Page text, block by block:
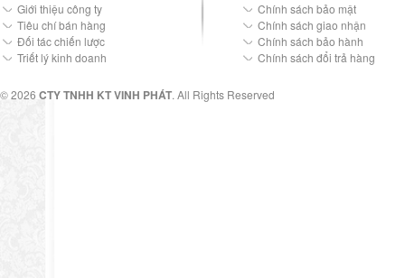
Giới thiệu công ty
Tiêu chí bán hàng
Đối tác chiến lược
Triết lý kinh doanh
Chính sách bảo mật
Chính sách giao nhận
Chính sách bảo hành
Chính sách đổi trả hàng
© 2026 CTY TNHH KT VINH PHÁT. All Rights Reserved